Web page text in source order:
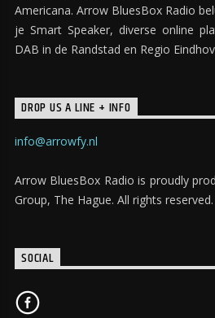
Americana. Arrow BluesBox Radio
je Smart Speaker, diverse online
DAB in de Randstad en Regio
DROP US A LINE + INFO
info@arrowfy.nl
Arrow BluesBox Radio is proudly
Group, The Hague. All rights reserved.
SOCIAL